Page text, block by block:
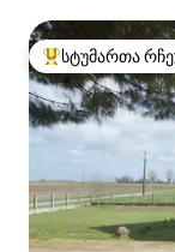
სტუმართა
სტუმართა